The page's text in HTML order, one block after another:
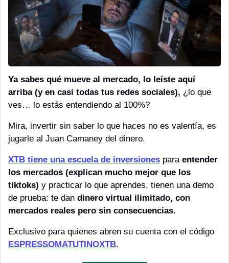
Ya sabes qué mueve al mercado, lo leíste aquí
arriba (y en casi todas tus redes sociales), ¿lo que
ves… lo estás entendiendo al 100%?
Mira, invertir sin saber lo que haces no es valentía, es
jugarle al Juan Camaney del dinero.
XTB tiene una escuela de inversiones para entender
los mercados (explican mucho mejor que los
tiktoks) y practicar lo que aprendes, tienen una demo
de prueba: te dan dinero virtual ilimitado, con
mercados reales pero sin consecuencias.
ESPRESSOMATUTINOXTB.